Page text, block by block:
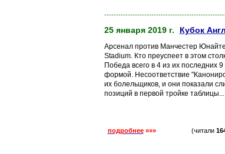
25 января 2019 г. Кубок
Арсенал против Манчестер
Stadium. Кто преуспеет в этом
Победа всего в 4 из их последних
формой. Несоответствие
их болельщиков, и они показали
позиций в первой тройке таблицы...
подробнее »»» (читали